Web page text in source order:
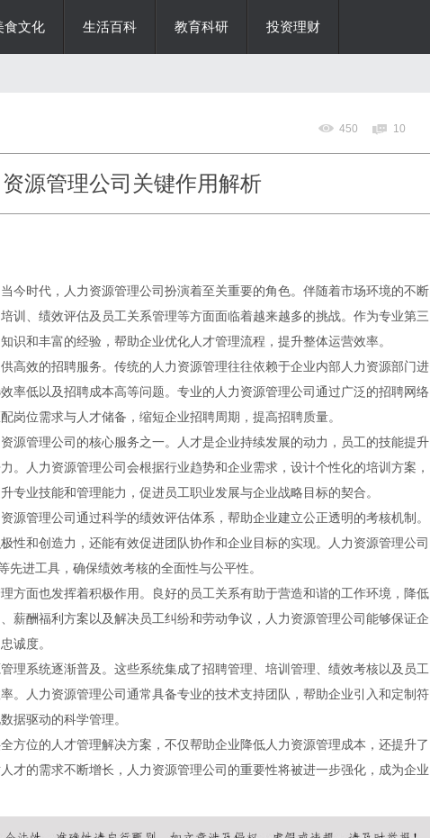
食文化 生活百科 教育科研 投资理财
450 10
源管理公司关键作用解析
今时代，人力资源管理公司扮演着至关重要的角色。伴随着市场环境的不断
训、绩效评估及员工关系管理等方面面临着越来越多的挑战。作为专业第三
识和丰富的经验，帮助企业优化人才管理流程，提升整体运营效率。
高效的招聘服务。传统的人力资源管理往往依赖于企业内部人力资源部门进
率低以及招聘成本高等问题。专业的人力资源管理公司通过广泛的招聘网络
岗位需求与人才储备，缩短企业招聘周期，提高招聘质量。
源管理公司的核心服务之一。人才是企业持续发展的动力，员工的技能提升
。人力资源管理公司会根据行业趋势和企业需求，设计个性化的培训方案，
专业技能和管理能力，促进员工职业发展与企业战略目标的契合。
源管理公司通过科学的绩效评估体系，帮助企业建立公正透明的考核机制。
性和创造力，还能有效促进团队协作和企业目标的实现。人力资源管理公司
进工具，确保绩效考核的全面性与公平性。
方面也发挥着积极作用。良好的员工关系有助于营造和谐的工作环境，降低
薪酬福利方案以及解决员工纠纷和劳动争议，人力资源管理公司能够保证企
诚度。
理系统逐渐普及。这些系统集成了招聘管理、培训管理、绩效考核以及员工
。人力资源管理公司通常具备专业的技术支持团队，帮助企业引入和定制符
据驱动的科学管理。
方位的人才管理解决方案，不仅帮助企业降低人力资源管理成本，还提升了
才的需求不断增长，人力资源管理公司的重要性将被进一步强化，成为企业